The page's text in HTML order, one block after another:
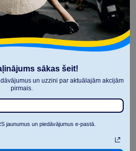
deviņus fondus, kuru kopējā vērtība
Šie fondi ir investējuši 1,8 miljardus
izstājoties no 124
EUR peļņu.
pie visiem rakstie
nākamo rakstu
sākas šeit!
un uzzini par aktuālajām akcijām
pirmais.
jaunumus un piedāvājumus e-pastā.